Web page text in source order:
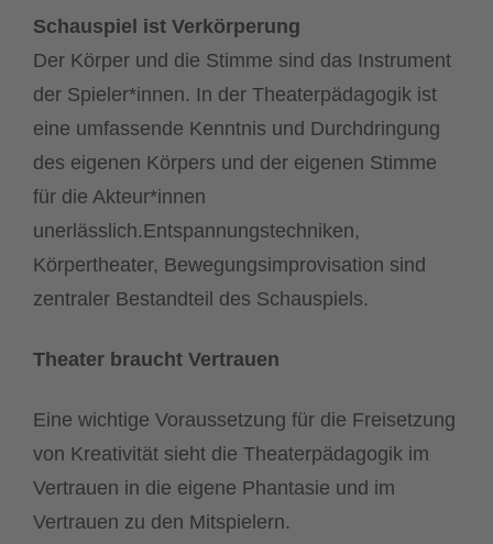
Schauspiel ist Verkörperung
Der Körper und die Stimme sind das Instrument
der Spieler*innen. In der Theaterpädagogik ist
eine umfassende Kenntnis und Durchdringung
des eigenen Körpers und der eigenen Stimme
für die Akteur*innen
unerlässlich.Entspannungstechniken,
Körpertheater, Bewegungsimprovisation sind
zentraler Bestandteil des Schauspiels.
Theater braucht Vertrauen
Eine wichtige Voraussetzung für die Freisetzung
von Kreativität sieht die Theaterpädagogik im
Vertrauen in die eigene Phantasie und im
Vertrauen zu den Mitspielern.